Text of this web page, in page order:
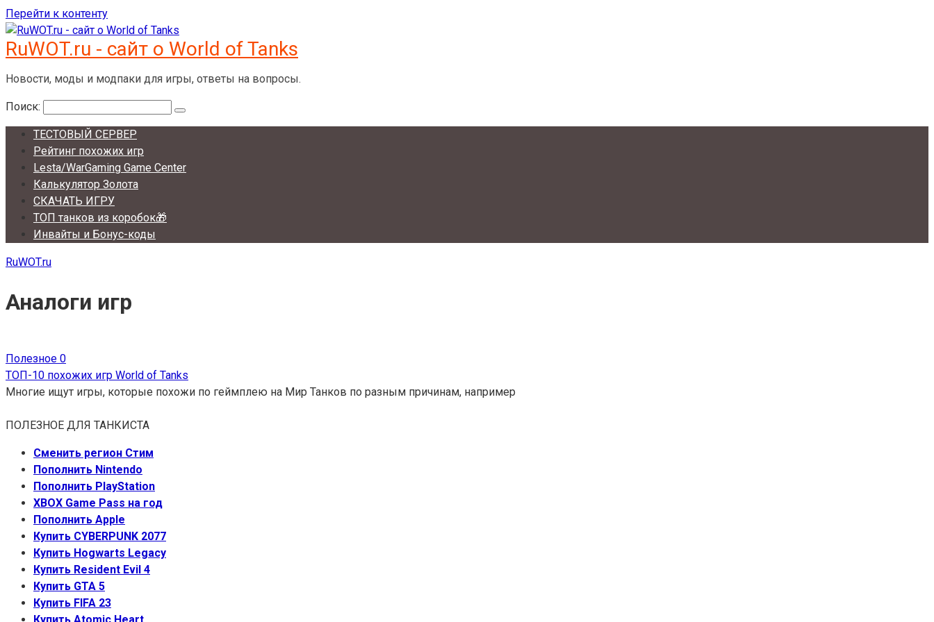
Перейти к контенту
RuWOT.ru - сайт о World of Tanks
Новости, моды и модпаки для игры, ответы на вопросы.
Поиск:
ТЕСТОВЫЙ СЕРВЕР
Рейтинг похожих игр
Lesta/WarGaming Game Center
Калькулятор Золота
СКАЧАТЬ ИГРУ
ТОП танков из коробок🎁
Инвайты и Бонус-коды
RuWOT.ru
Аналоги игр
Полезное 0
ТОП-10 похожих игр World of Tanks
Многие ищут игры, которые похожи по геймплею на Мир Танков по разным причинам, например
ПОЛЕЗНОЕ ДЛЯ ТАНКИСТА
Сменить регион Стим
Пополнить Nintendo
Пополнить PlayStation
XBOX Game Pass на год
Пополнить Apple
Купить CYBERPUNK 2077
Купить Hogwarts Legacy
Купить Resident Evil 4
Купить GTA 5
Купить FIFA 23